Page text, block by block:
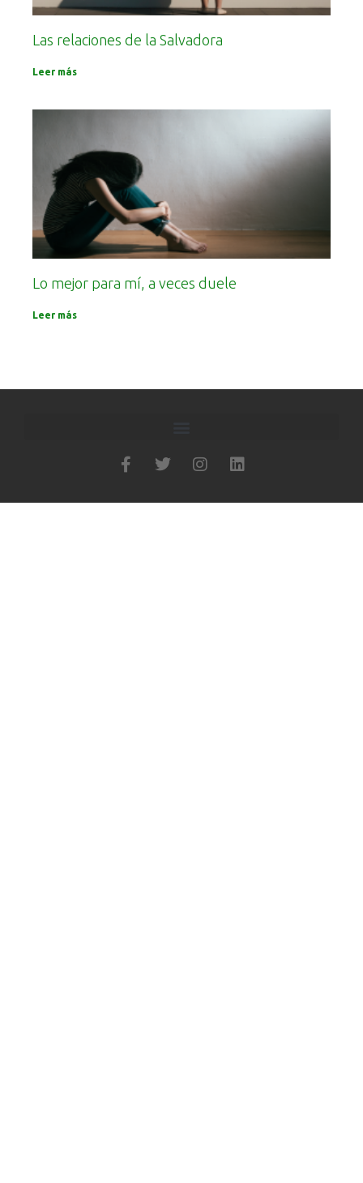
Las relaciones de la Salvadora
Leer más
Lo mejor para mí, a veces duele
Leer más